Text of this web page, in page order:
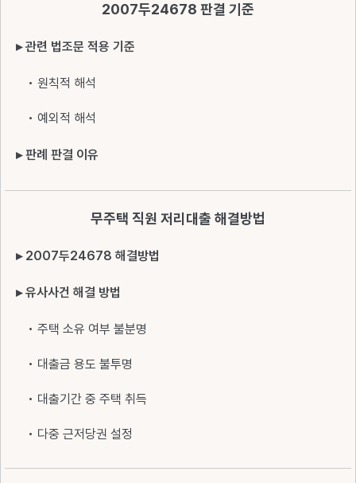
2007두24678 판결 기준
▸ 관련 법조문 적용 기준
• 원칙적 해석
• 예외적 해석
▸ 판례 판결 이유
무주택 직원 저리대출 해결방법
▸ 2007두24678 해결방법
▸ 유사사건 해결 방법
• 주택 소유 여부 불분명
• 대출금 용도 불투명
• 대출기간 중 주택 취득
• 다중 근저당권 설정